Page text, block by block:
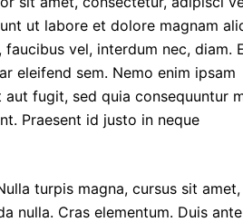
ut labore et dolore magnam
vel, interdum nec, diam.
eleifend sem. Nemo enim ipsam
fugit, sed quia consequuntur
Praesent id justo in neque
turpis magna, cursus sit amet,
nulla. Cras elementum. Duis